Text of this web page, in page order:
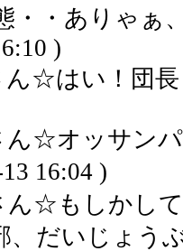
・・ありゃぁ
)
☆はい！団長
ん☆オッサン
16:04 )
ん☆もしかし
、だいじょう